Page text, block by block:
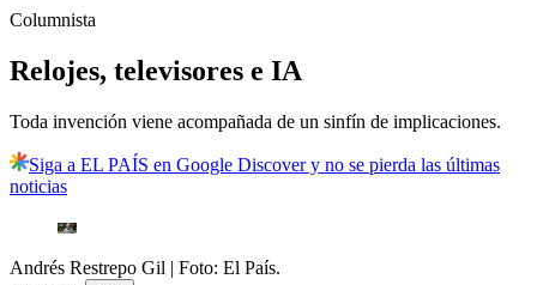
Columnista
Relojes, televisores e IA
Toda invención viene acompañada de un sinfín de implicaciones.
Siga a EL PAÍS en Google Discover y no se pierda las últimas
noticias
Andrés Restrepo Gil | Foto: El País.